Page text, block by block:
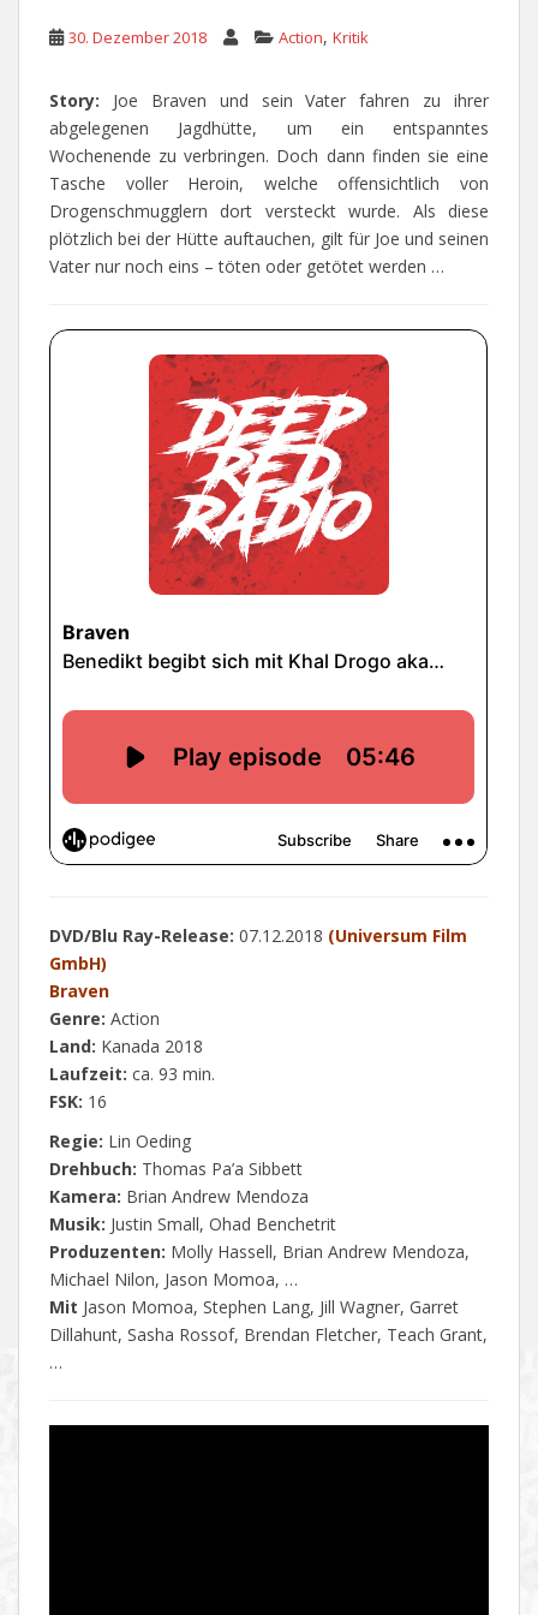
30. Dezember 2018 Action, Kritik
Story: Joe Braven und sein Vater fahren zu ihrer
abgelegenen Jagdhütte, um ein entspanntes
Wochenende zu verbringen. Doch dann finden sie eine
Tasche voller Heroin, welche offensichtlich von
Drogenschmugglern dort versteckt wurde. Als diese
plötzlich bei der Hütte auftauchen, gilt für Joe und seinen
Vater nur noch eins – töten oder getötet werden …
DVD/Blu Ray-Release: 07.12.2018 (Universum Film
GmbH)
Braven
Genre: Action
Land: Kanada 2018
Laufzeit: ca. 93 min.
FSK: 16
Regie: Lin Oeding
Drehbuch: Thomas Pa’a Sibbett
Kamera: Brian Andrew Mendoza
Musik: Justin Small, Ohad Benchetrit
Produzenten: Molly Hassell, Brian Andrew Mendoza,
Michael Nilon, Jason Momoa, …
Mit Jason Momoa, Stephen Lang, Jill Wagner, Garret
Dillahunt, Sasha Rossof, Brendan Fletcher, Teach Grant,
…